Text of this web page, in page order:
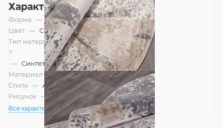
Характеристики
Форма — Круг
Цвет — Серый
Тип материала
?
— Синтетический, Смешанный
Материал — Полипропилен
Стиль — Ар-деко, Современный
Рисунок — Геометрический
Все характеристики